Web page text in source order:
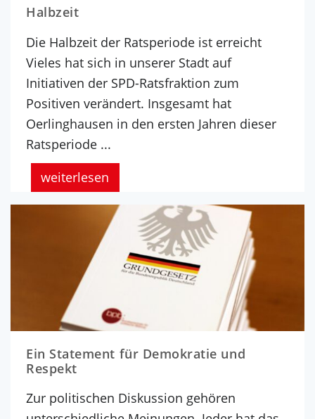
Halbzeit
Die Halbzeit der Ratsperiode ist erreicht
Vieles hat sich in unserer Stadt auf
Initiativen der SPD-Ratsfraktion zum
Positiven verändert. Insgesamt hat
Oerlinghausen in den ersten Jahren dieser
Ratsperiode ...
weiterlesen
Ein Statement für Demokratie und
Respekt
Zur politischen Diskussion gehören